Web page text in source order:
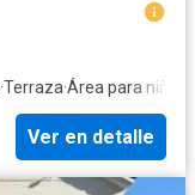
·Terraza·Área para niños
Ver en detalle